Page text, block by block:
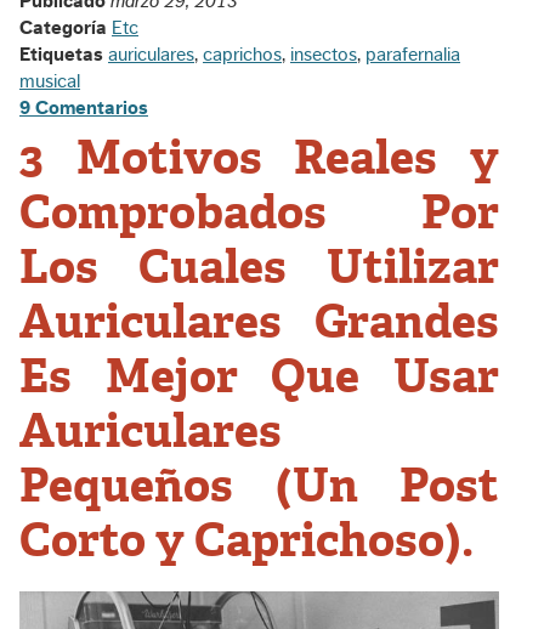
Categoría Etc
Etiquetas auriculares, caprichos, insectos, parafernalia
musical
9 Comentarios
3 Motivos Reales y
Comprobados Por
Los Cuales Utilizar
Auriculares Grandes
Es Mejor Que Usar
Auriculares
Pequeños (Un Post
Corto y Caprichoso).